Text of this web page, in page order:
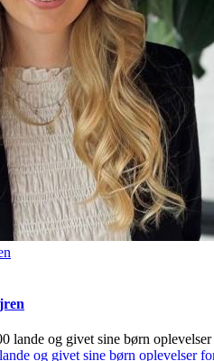
og givet sine børn oplevelser